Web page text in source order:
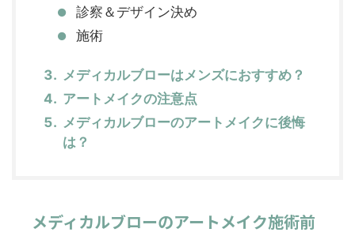
診察＆デザイン決め
施術
メディカルブローはメンズにおすすめ？
アートメイクの注意点
メディカルブローのアートメイクに後悔
は？
メディカルブローのアートメイク施術前